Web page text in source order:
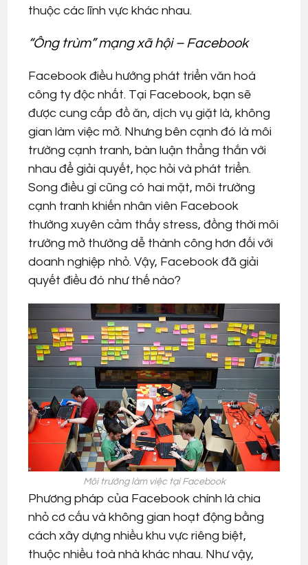
thuộc các lĩnh vực khác nhau.
“Ông trùm” mạng xã hội – Facebook
Facebook điều hướng phát triển văn hoá
công ty độc nhất. Tại Facebook, bạn sẽ
được cung cấp đồ ăn, dịch vụ giặt là, không
gian làm việc mở. Nhưng bên cạnh đó là môi
trường cạnh tranh, bàn luận thẳng thắn với
nhau để giải quyết, học hỏi và phát triển.
Song điều gì cũng có hai mặt, môi trường
cạnh tranh khiến nhân viên Facebook
thường xuyên cảm thấy stress, đồng thời môi
trường mở thường dễ thành công hơn đối với
doanh nghiệp nhỏ. Vậy, Facebook đã giải
quyết điều đó như thế nào?
Môi trường làm việc tại Facebook
Phương pháp của Facebook chính là chia
nhỏ cơ cấu và không gian hoạt động bằng
cách xây dựng nhiều khu vực riêng biệt,
thuộc nhiều toà nhà khác nhau. Như vậy,